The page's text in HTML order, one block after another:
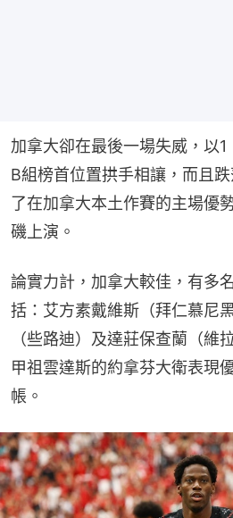
加拿大卻在最後一場失威，以
B組榜首位置拱手相讓，而且
了在加拿大本土作賽的主場優
磯上演。
論實力計，加拿大較佳，有多
括：艾方素戴維斯（拜仁慕尼
（些路迪）及達莊保查蘭（維
甲祖雲達斯的約拿芬大衛表現
帳。